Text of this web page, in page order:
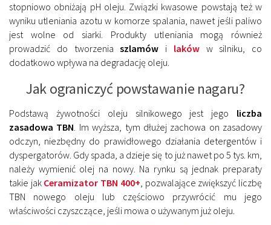
stopniowo obniżają pH oleju. Związki kwasowe powstają też w
wyniku utleniania azotu w komorze spalania, nawet jeśli paliwo
jest wolne od siarki. Produkty utleniania mogą również
prowadzić do tworzeniaszlamów i lakóww silniku, co
dodatkowo wpływa na degradację oleju.
Jak ograniczyć powstawanie nagaru?
Podstawą żywotności oleju silnikowego jest jego liczba
zasadowa TBN. Im wyższa, tym dłużej zachowa on zasadowy
odczyn, niezbędny do prawidłowego działania detergentów i
dyspergatorów. Gdy spada, a dzieje się to już nawet po 5 tys. km,
należy wymienić olej na nowy. Na rynku są jednak preparaty
takie jak Ceramizator TBN 400+, pozwalające zwiększyć liczbę
TBN nowego oleju lub częściowo przywrócić mu jego
właściwości czyszczące, jeśli mowa o używanym już oleju.